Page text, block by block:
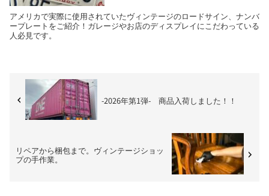
アメリカで実際に使用されていたヴィンテージのロードサイン、ナンバ
ープレートをご紹介！ガレージやお店のディスプレイにこだわっている
人必見です。
-2026年第1弾- 商品入荷しました！！
リペアから梱包まで。ヴィンテージショッ
プの手作業。